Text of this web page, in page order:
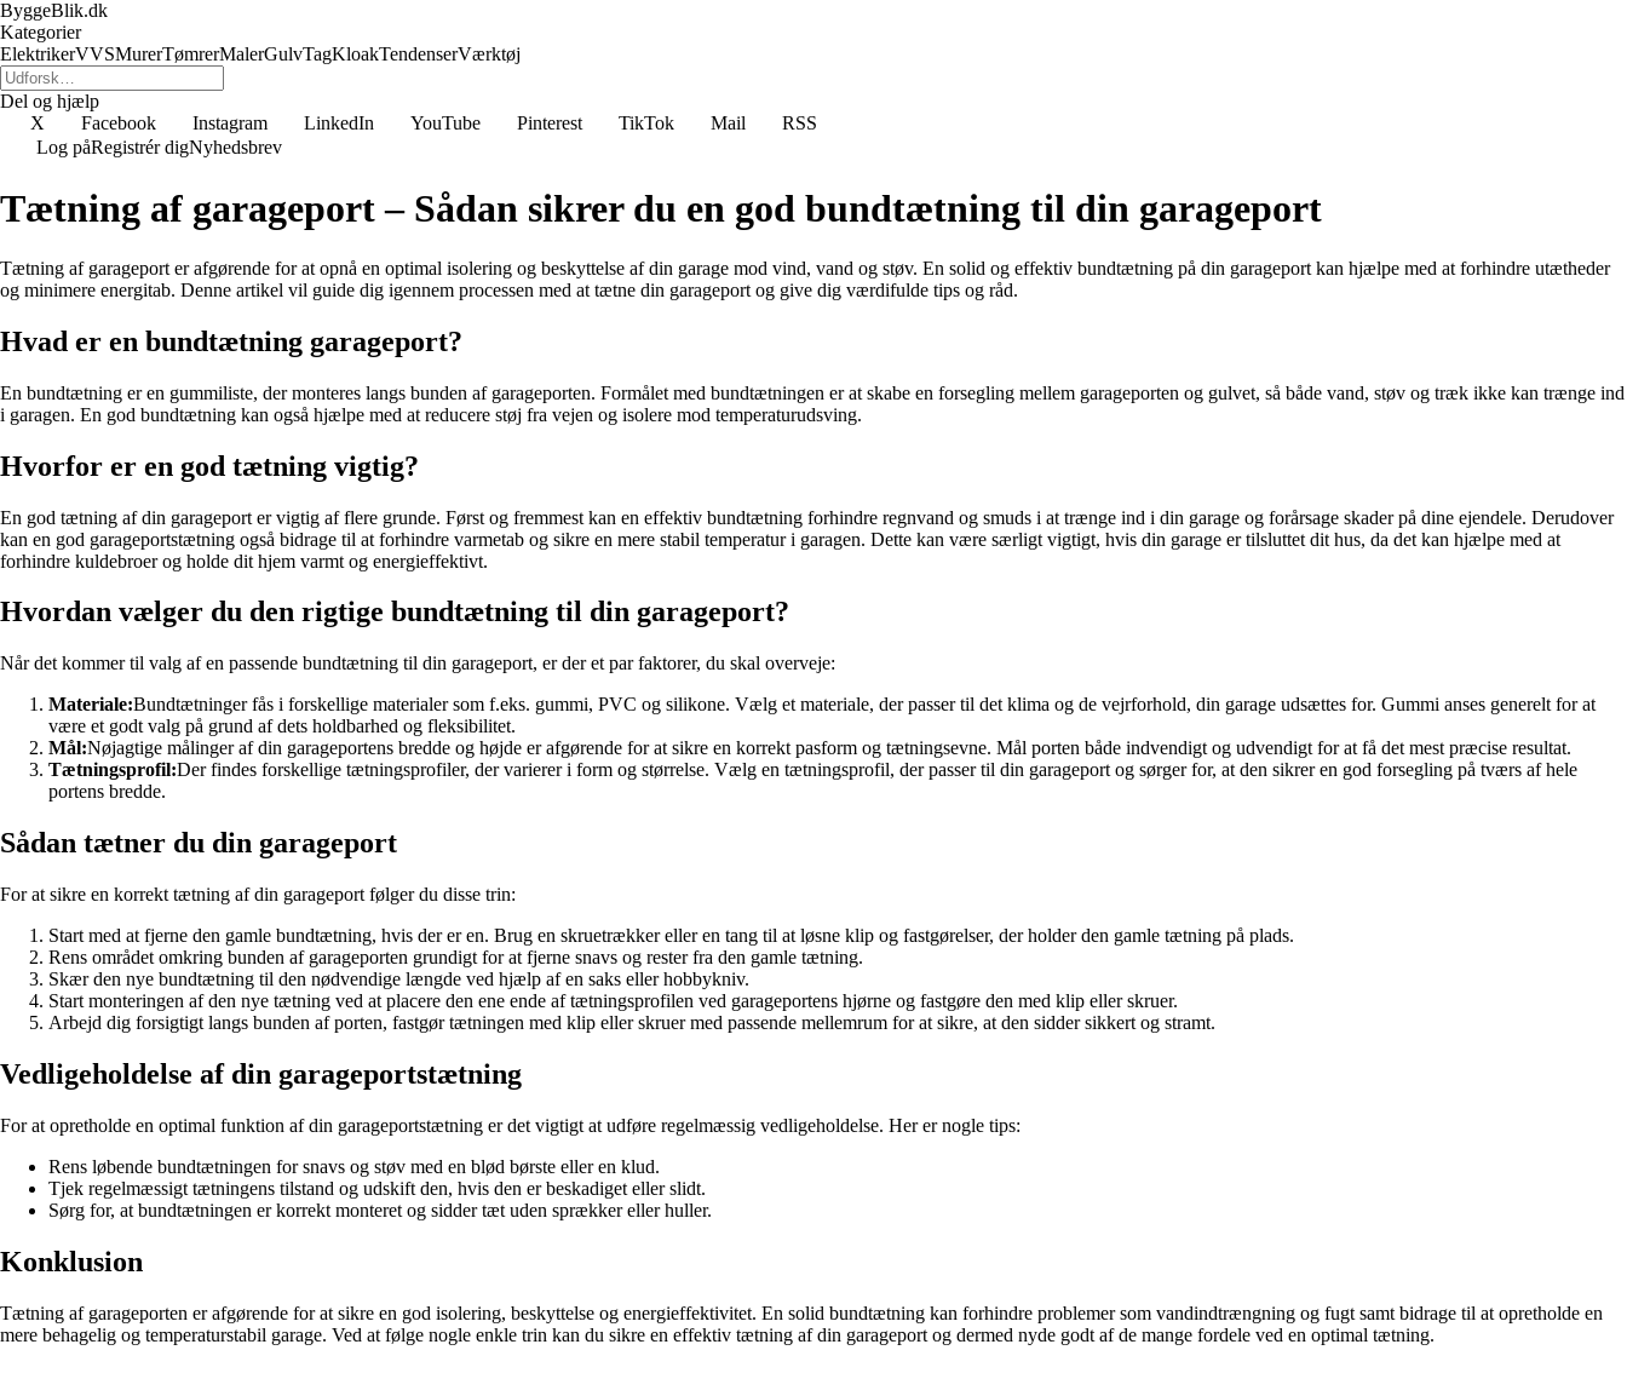
ByggeBlik.dk
Kategorier
ElektrikerVVSMurerTømrerMalerGulvTagKloakTendenserVærktøj
Del og hjælp
X
Facebook Instagram LinkedIn YouTube Pinterest TikTok Mail
RSS
Log påRegistrér digNyhedsbrev
Tætning af garageport – Sådan sikrer du en god bundtætning til din garageport
Tætning af garageport er afgørende for at opnå en optimal isolering og beskyttelse af din garage mod vind, vand og støv. En solid og effektiv bundtætning på din garageport kan hjælpe med at forhindre utætheder
og minimere energitab. Denne artikel vil guide dig igennem processen med at tætne din garageport og give dig værdifulde tips og råd.
Hvad er en bundtætning garageport?
En bundtætning er en gummiliste, der monteres langs bunden af garageporten. Formålet med bundtætningen er at skabe en forsegling mellem garageporten og gulvet, så både vand, støv og træk ikke kan trænge ind
i garagen. En god bundtætning kan også hjælpe med at reducere støj fra vejen og isolere mod temperaturudsving.
Hvorfor er en god tætning vigtig?
En god tætning af din garageport er vigtig af flere grunde. Først og fremmest kan en effektiv bundtætning forhindre regnvand og smuds i at trænge ind i din garage og forårsage skader på dine ejendele. Derudover
kan en god garageportstætning også bidrage til at forhindre varmetab og sikre en mere stabil temperatur i garagen. Dette kan være særligt vigtigt, hvis din garage er tilsluttet dit hus, da det kan hjælpe med at
forhindre kuldebroer og holde dit hjem varmt og energieffektivt.
Hvordan vælger du den rigtige bundtætning til din garageport?
Når det kommer til valg af en passende bundtætning til din garageport, er der et par faktorer, du skal overveje:
Materiale:Bundtætninger fås i forskellige materialer som f.eks. gummi, PVC og silikone. Vælg et materiale, der passer til det klima og de vejrforhold, din garage udsættes for. Gummi anses generelt for at
være et godt valg på grund af dets holdbarhed og fleksibilitet.
Mål:Nøjagtige målinger af din garageportens bredde og højde er afgørende for at sikre en korrekt pasform og tætningsevne. Mål porten både indvendigt og udvendigt for at få det mest præcise resultat.
Tætningsprofil:Der findes forskellige tætningsprofiler, der varierer i form og størrelse. Vælg en tætningsprofil, der passer til din garageport og sørger for, at den sikrer en god forsegling på tværs af hele
portens bredde.
Sådan tætner du din garageport
For at sikre en korrekt tætning af din garageport følger du disse trin:
Start med at fjerne den gamle bundtætning, hvis der er en. Brug en skruetrækker eller en tang til at løsne klip og fastgørelser, der holder den gamle tætning på plads.
Rens området omkring bunden af garageporten grundigt for at fjerne snavs og rester fra den gamle tætning.
Skær den nye bundtætning til den nødvendige længde ved hjælp af en saks eller hobbykniv.
Start monteringen af den nye tætning ved at placere den ene ende af tætningsprofilen ved garageportens hjørne og fastgøre den med klip eller skruer.
Arbejd dig forsigtigt langs bunden af porten, fastgør tætningen med klip eller skruer med passende mellemrum for at sikre, at den sidder sikkert og stramt.
Vedligeholdelse af din garageportstætning
For at opretholde en optimal funktion af din garageportstætning er det vigtigt at udføre regelmæssig vedligeholdelse. Her er nogle tips:
Rens løbende bundtætningen for snavs og støv med en blød børste eller en klud.
Tjek regelmæssigt tætningens tilstand og udskift den, hvis den er beskadiget eller slidt.
Sørg for, at bundtætningen er korrekt monteret og sidder tæt uden sprækker eller huller.
Konklusion
Tætning af garageporten er afgørende for at sikre en god isolering, beskyttelse og energieffektivitet. En solid bundtætning kan forhindre problemer som vandindtrængning og fugt samt bidrage til at opretholde en
mere behagelig og temperaturstabil garage. Ved at følge nogle enkle trin kan du sikre en effektiv tætning af din garageport og dermed nyde godt af de mange fordele ved en optimal tætning.